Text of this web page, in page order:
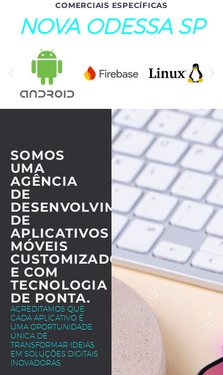
COMERCIAIS ESPECÍFICAS
NOVA ODESSA SP
SOMOS
UMA
AGÊNCIA
DE
DESENVOLVIMENTO
DE
APLICATIVOS
MÓVEIS
CUSTOMIZADOS
E COM
TECNOLOGIA
DE PONTA.
ACREDITAMOS QUE
CADA APLICATIVO É
UMA OPORTUNIDADE
ÚNICA DE
TRANSFORMAR IDEIAS
EM SOLUÇÕES DIGITAIS
INOVADORAS.